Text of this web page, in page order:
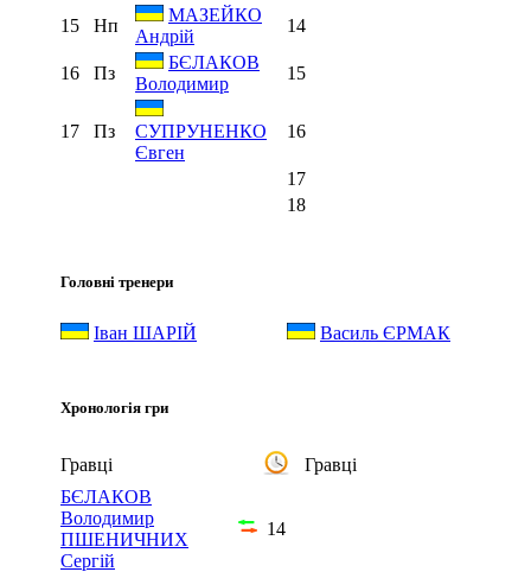
15 Нп
МАЗЕЙКО
Андрій
14
16 Пз
БЄЛАКОВ
Володимир
15
17 Пз
СУПРУНЕНКО
Євген
16
17
18
Головні тренери
Іван ШАРІЙ Василь ЄРМАК
Хронологія гри
Гравці
Гравці
БЄЛАКОВ
Володимир
ПШЕНИЧНИХ
Сергій
14